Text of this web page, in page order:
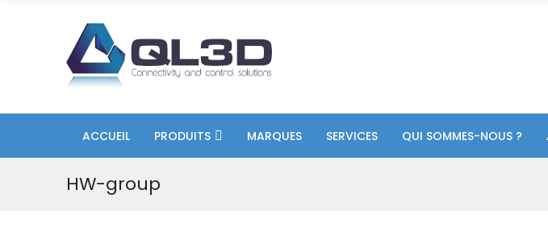
ACCUEIL PRODUITS MARQUES SERVICES QUI SOMMES-NOUS ?
HW-group